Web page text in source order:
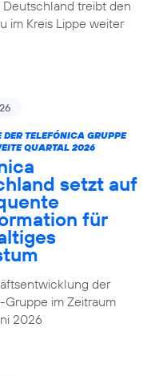
treibt den
im Kreis Lippe weiter
DER TELEFÓNICA GRUPPE
QUARTAL 2026
setzt auf
für
der
im Zeitraum
2026